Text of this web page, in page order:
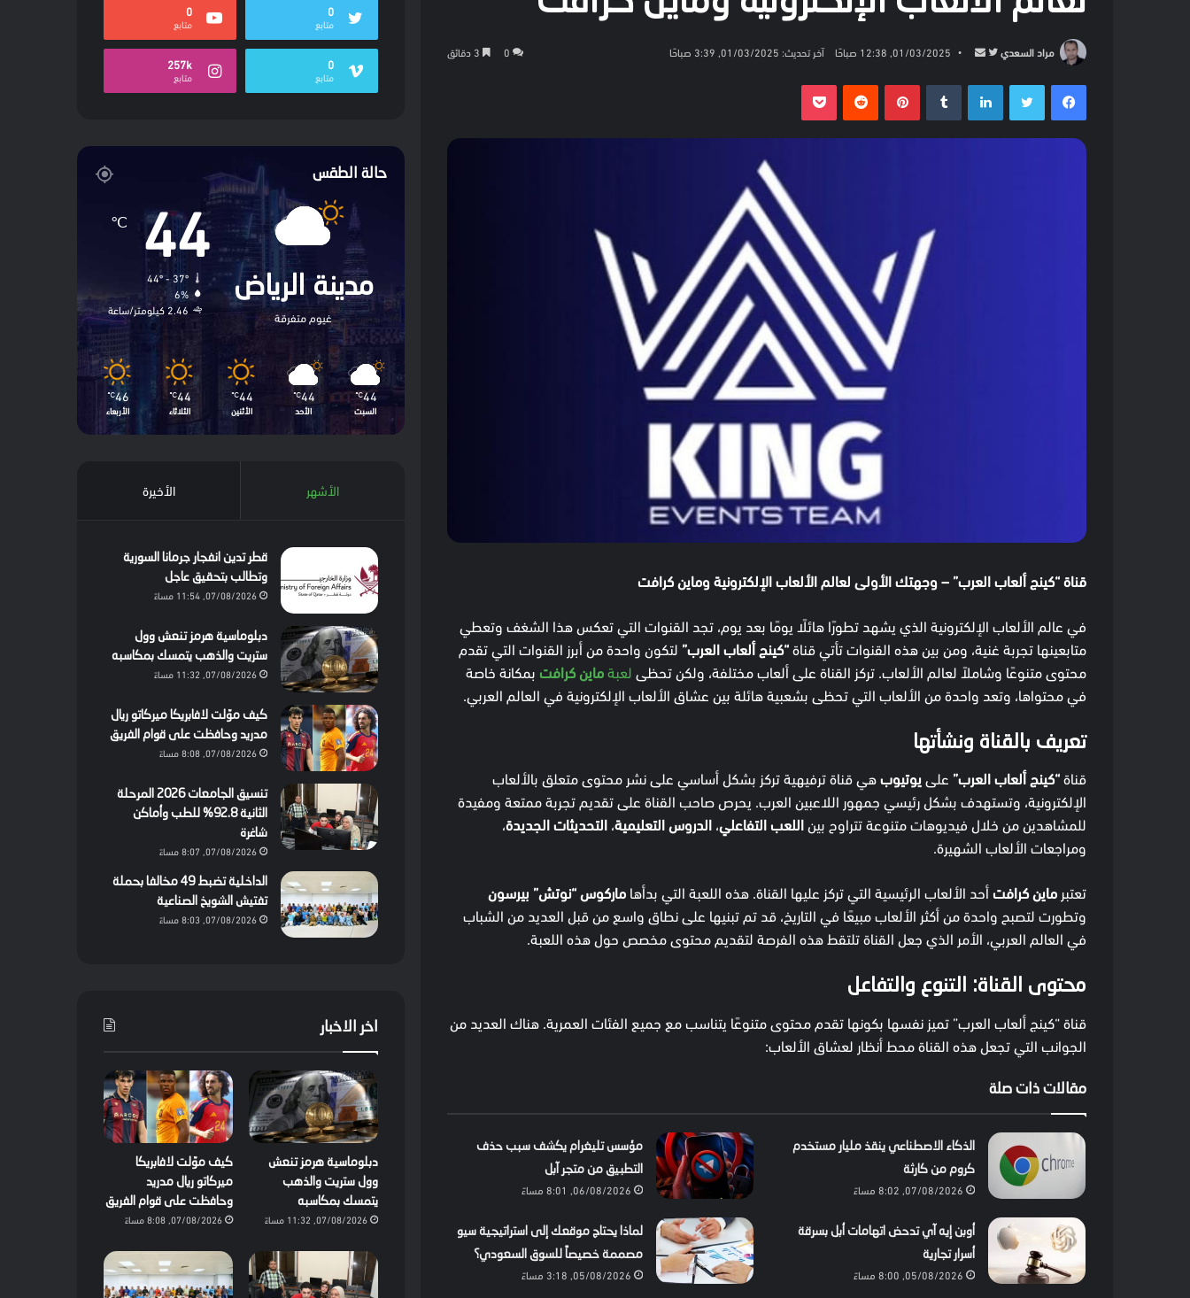
مراد السعدي
تابع
تويتر
أرسل
إلكترونيا
01/03/2025, 12:38 صباحًا آخر تحديث: 01/03/2025, 3:39 صباحًا 0
فيسبوكتويتر لينكدإن بينتيريست بوكيت
قناة “كينج ألعاب العرب” – وجهتك الأولى لعالم الألعاب الإلكترونية وماين كرافت
في عالم الألعاب الإلكترونية الذي يشهد تطورًا هائلًا يومًا بعد يوم، تجد القنوات التي تعكس هذا الشغف وتعطي
متابعينها تجربة غنية، ومن بين هذه القنوات تأتي قناة“كينج ألعاب العرب” لتكون واحدة من أبرز القنوات التي تقدم
محتوى متنوعًا وشاملاً لعالم الألعاب. تركز القناة على ألعاب مختلفة، ولكن تحظى لعبةماين كرافت بمكانة خاصة
في محتواها، وتعد واحدة من الألعاب التي تحظى بشعبية هائلة بين عشاق الألعاب الإلكترونية في العالم العربي.
تعريف بالقناة ونشأتها
قناة“كينج ألعاب العرب” علىيوتيوبهي قناة ترفيهية تركز بشكل أساسي على نشر محتوى متعلق بالألعاب
الإلكترونية، وتستهدف بشكل رئيسي جمهور اللاعبين العرب. يحرص صاحب القناة على تقديم تجربة ممتعة ومفيدة
للمشاهدين من خلال فيديوهات متنوعة تتراوح بيناللعب التفاعلي، الدروس التعليمية، التحديثات الجديدة،
ومراجعات الألعاب الشهيرة.
تعتبر ماين كرافت أحد الألعاب الرئيسية التي تركز عليها القناة. هذه اللعبة التي بدأها ماركوس “نوتش” بيرسون
وتطورت لتصبح واحدة من أكثر الألعاب مبيعًا في التاريخ، قد تم تبنيها على نطاق واسع من قبل العديد من الشباب
في العالم العربي، الأمر الذي جعل القناة تلتقط هذه الفرصة لتقديم محتوى مخصص حول هذه اللعبة.
محتوى القناة: التنوع والتفاعل
قناة “كينج ألعاب العرب” تميز نفسها بكونها تقدم محتوى متنوعًا يتناسب مع جميع الفئات العمرية. هناك العديد من
الجوانب التي تجعل هذه القناة محط أنظار لعشاق الألعاب:
مقالات ذات صلة
الذكاء الاصطناعي ينقذ مليار مستخدم
كروم من كارثة
07/08/2026, 8:02 مساءً
مؤسس تليغرام يكشف سبب حذف
التطبيق من متجر آبل
06/08/2026, 8:01 مساءً
أوبن إيه آي تدحض اتهامات أبل بسرقة
أسرار تجارية
05/08/2026, 8:00 مساءً
لماذا يحتاج موقعك إلى استراتيجية سيو
مصممة خصيصاً للسوق السعودي؟
05/08/2026, 3:18 مساءً
0
متابع
0
متابع
0
متابع
257k
متابع
حالة الطقس
مدينة الرياض
غيوم متفرقة
44
℃
44º - 37º
6%
2.46 كيلومتر/ساعة
44
℃
السبت
44
℃
الأحد
44
℃
الأثنين
44
℃
الثلاثاء
46
℃
الأربعاء
الأشهر الأخيرة
قطر تدين انفجار جرمانا السورية
وتطالب بتحقيق عاجل
07/08/2026, 11:54 مساءً
دبلوماسية هرمز تنعش وول
ستريت والذهب يتمسك بمكاسبه
07/08/2026, 11:32 مساءً
كيف موّلت لافابريكا ميركاتو ريال
مدريد وحافظت على قوام الفريق
07/08/2026, 8:08 مساءً
تنسيق الجامعات 2026 المرحلة
الثانية 92.8% للطب وأماكن
شاغرة
07/08/2026, 8:07 مساءً
الداخلية تضبط 49 مخالفا بحملة
تفتيش الشويخ الصناعية
07/08/2026, 8:03 مساءً
اخر الاخبار
دبلوماسية هرمز تنعش
وول ستريت والذهب
يتمسك بمكاسبه
07/08/2026, 11:32 مساءً
كيف موّلت لافابريكا
ميركاتو ريال مدريد
وحافظت على قوام الفريق
07/08/2026, 8:08 مساءً